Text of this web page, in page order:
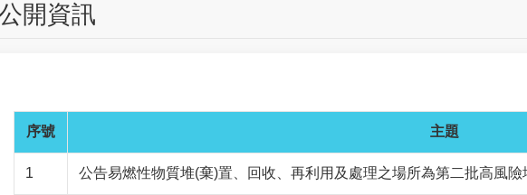
開資訊
序號 主題
1 公告易燃性物質堆(棄)置、回收、再利用及處理之場所為第二批高風險